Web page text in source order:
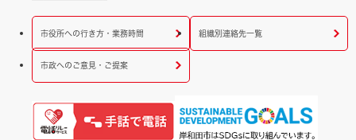
市役所への行き方・業務時間 組織別連絡先一覧
市政へのご意見・ご提案